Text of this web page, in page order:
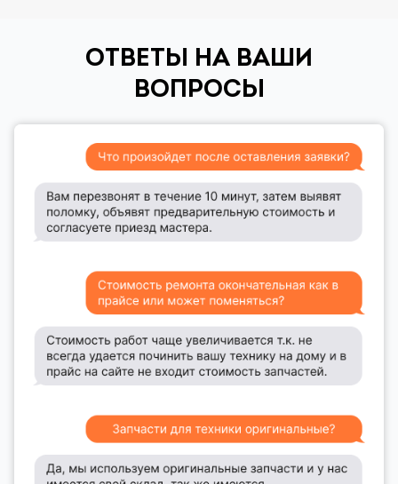
ОТВЕТЫ НА ВАШИ
ВОПРОСЫ